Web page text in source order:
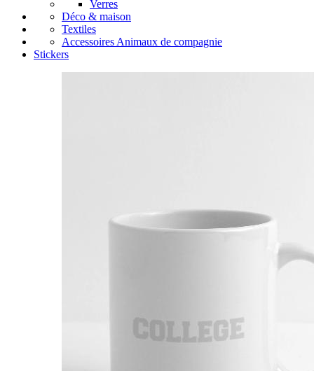
Verres
Déco & maison
Textiles
Accessoires Animaux de compagnie
Stickers